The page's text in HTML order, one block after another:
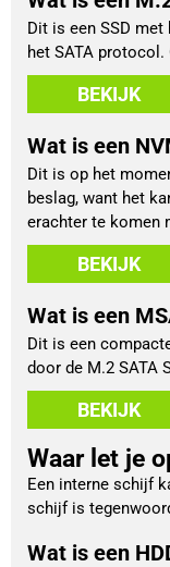
Dit is een SSD
het SATA
BEKIJK
Wat is een
Dit is op het
beslag, want het
erachter te komen
BEKIJK
Wat is een
Dit is een
door de M.2 SATA
BEKIJK
Waar let je
Een interne schijf
schijf is
Wat is een